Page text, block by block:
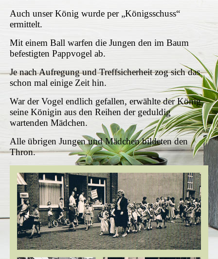
Auch unser König wurde per „Königsschuss“
ermittelt.
Mit einem Ball warfen die Jungen den im Baum
befestigten Pappvogel ab.
Je nach Aufregung und Treffsicherheit zog sich das
schon mal einige Zeit hin.
War der Vogel endlich gefallen, erwählte der König
seine Königin aus den Reihen der geduldig
wartenden Mädchen.
Alle übrigen Jungen und Mädchen bildeten den
Thron.